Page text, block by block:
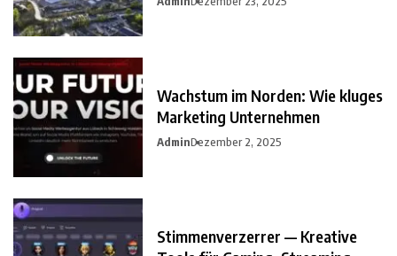
Wachstum im Norden: Wie kluges
Marketing Unternehmen
AdminDezember 2, 2025
Stimmenverzerrer — Kreative